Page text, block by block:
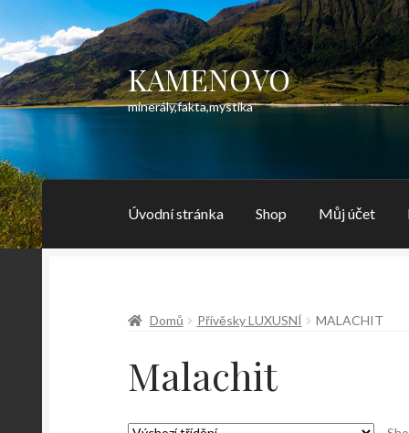
Přeskočit
na
navigaci
Přejít
k
obsahu
KAMENOVO
minerály,fakta,mystika
Úvodní stránka Shop Můj účet
Domů Přívěsky LUXUSNÍ MALACHIT
Malachit